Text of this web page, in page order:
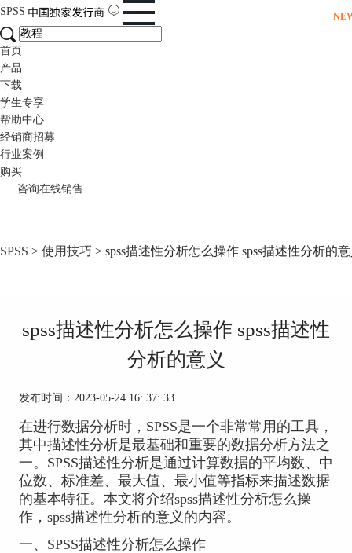
SPSS
首页
产品
下载
学生专享
帮助中心
经销商招募
行业案例
购买
咨询在线销售
SPSS > 使用技巧 > spss描述性分析怎么操作 spss描述性分析的
spss描述性分析怎么操作 spss描述性
分析的意义
发布时间：2023-05-24 16: 37: 33
在进行数据分析时，SPSS是一个非常常用的工具，
其中描述性分析是最基础和重要的数据分析方法之
一。SPSS描述性分析是通过计算数据的平均数、中
位数、标准差、最大值、最小值等指标来描述数据
的基本特征。本文将介绍spss描述性分析怎么操
作，spss描述性分析的意义的内容。
一、SPSS描述性分析怎么操作